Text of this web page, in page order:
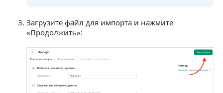
Загрузите файл для импорта и нажмите
«Продолжить»: